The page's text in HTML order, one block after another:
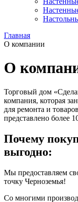
Главная
О компании
О
Торговый дом
компания, которая
для ремонта и
представлено более
Почему
выгодно:
Мы предоставляем
точку Черноземья!
Со многими